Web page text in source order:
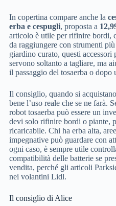
In copertina compare anche la
erba e cespugli, proposta a
articolo è utile per rifinire bordi,
da raggiungere con strumenti
giardino curato, questi
servono soltanto a tagliare, ma
il passaggio del tosaerba o dopo
Il consiglio, quando si
bene l’uso reale che se ne farà.
robot tosaerba può essere un
devi solo rifinire bordi o piante,
ricaricabile. Chi ha erba alta,
impegnative può guardare con
ogni caso, è sempre utile
compatibilità delle batterie se
vendita, perché gli articoli
nei volantini Lidl.
Il consiglio di Alice